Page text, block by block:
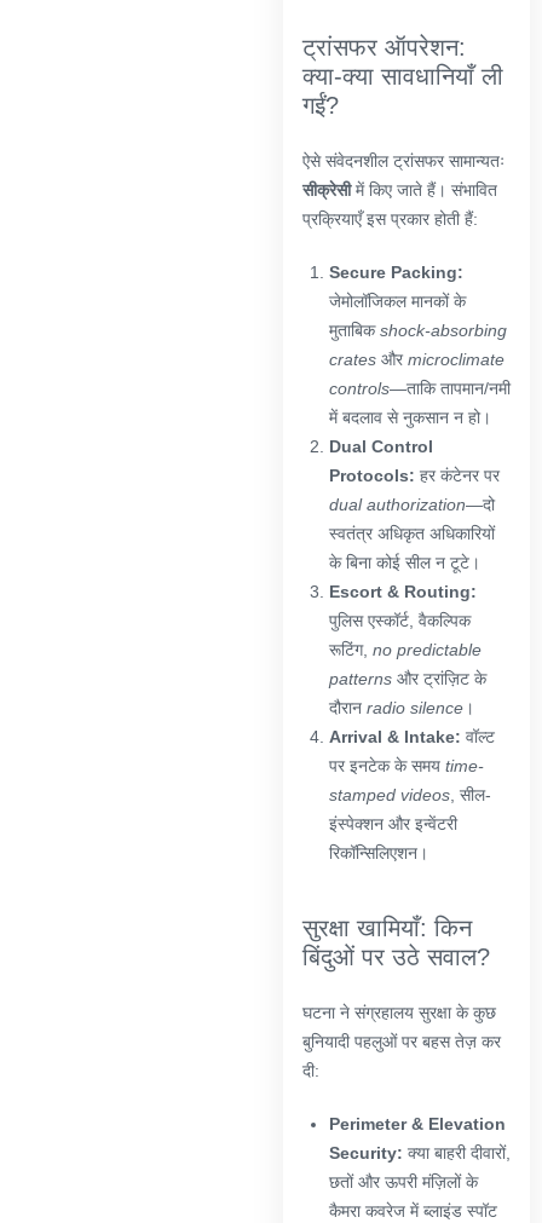
ट्रांसफर ऑपरेशन:
क्या-क्या सावधानियाँ ली
गईं?
ऐसे संवेदनशील ट्रांसफर सामान्यतः
सीक्रेसीमें किए जाते हैं। संभावित
प्रक्रियाएँ इस प्रकार होती हैं:
Secure Packing:
जेमोलॉजिकल मानकों के
मुताबिकshock-absorbing
crates और microclimate
controls—ताकि तापमान/नमी
में बदलाव से नुकसान न हो।
Dual Control
Protocols: हर कंटेनर पर
dual authorization—दो
स्वतंत्र अधिकृत अधिकारियों
के बिना कोई सील न टूटे।
Escort & Routing:
पुलिस एस्कॉर्ट, वैकल्पिक
रूटिंग, no predictable
patterns और ट्रांज़िट के
दौरान radio silence ।
Arrival & Intake: वॉल्ट
पर इनटेक के समय time-
stamped videos, सील-
इंस्पेक्शन और इन्वेंटरी
रिकॉन्सिलिएशन।
सुरक्षा खामियाँ: किन
बिंदुओं पर उठे सवाल?
घटना ने संग्रहालय सुरक्षा के कुछ
बुनियादी पहलुओं पर बहस तेज़ कर
दी:
Perimeter & Elevation
Security: क्या बाहरी दीवारों,
छतों और ऊपरी मंज़िलों के
कैमरा कवरेज में ब्लाइंड स्पॉट